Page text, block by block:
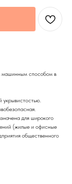
машинным способом в
укрывистостью.
для широкого
(жилые и офисные
общественного